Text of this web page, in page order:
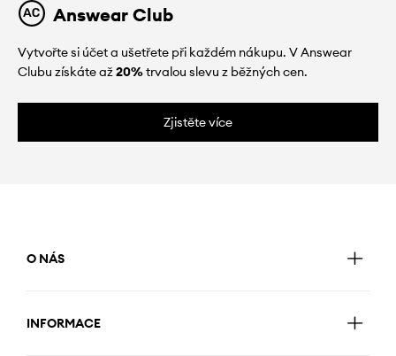
Answear Club
Vytvořte si účet a ušetřete při každém nákupu. V Answear
Clubu získáte až20%trvalou slevu z běžných cen.
Zjistěte více
O NÁS
INFORMACE